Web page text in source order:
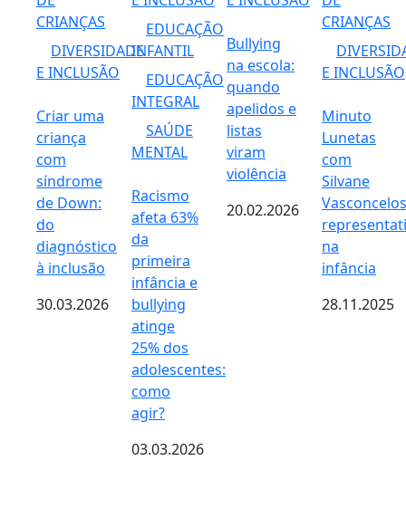
CRIANÇAS
DIVERSIDADE
E INCLUSÃO
Criar uma
criança
com
síndrome
de Down:
do
diagnóstico
à inclusão
30.03.2026
EDUCAÇÃO
INFANTIL
EDUCAÇÃO
INTEGRAL
SAÚDE
MENTAL
Racismo
afeta 63%
da
primeira
infância e
bullying
atinge
25% dos
adolescentes:
como
agir?
03.03.2026
Bullying
na escola:
quando
apelidos e
listas
viram
violência
20.02.2026
CRIANÇAS
E INCLUSÃO
Minuto
Lunetas
com
Silvane
na
infância
28.11.2025